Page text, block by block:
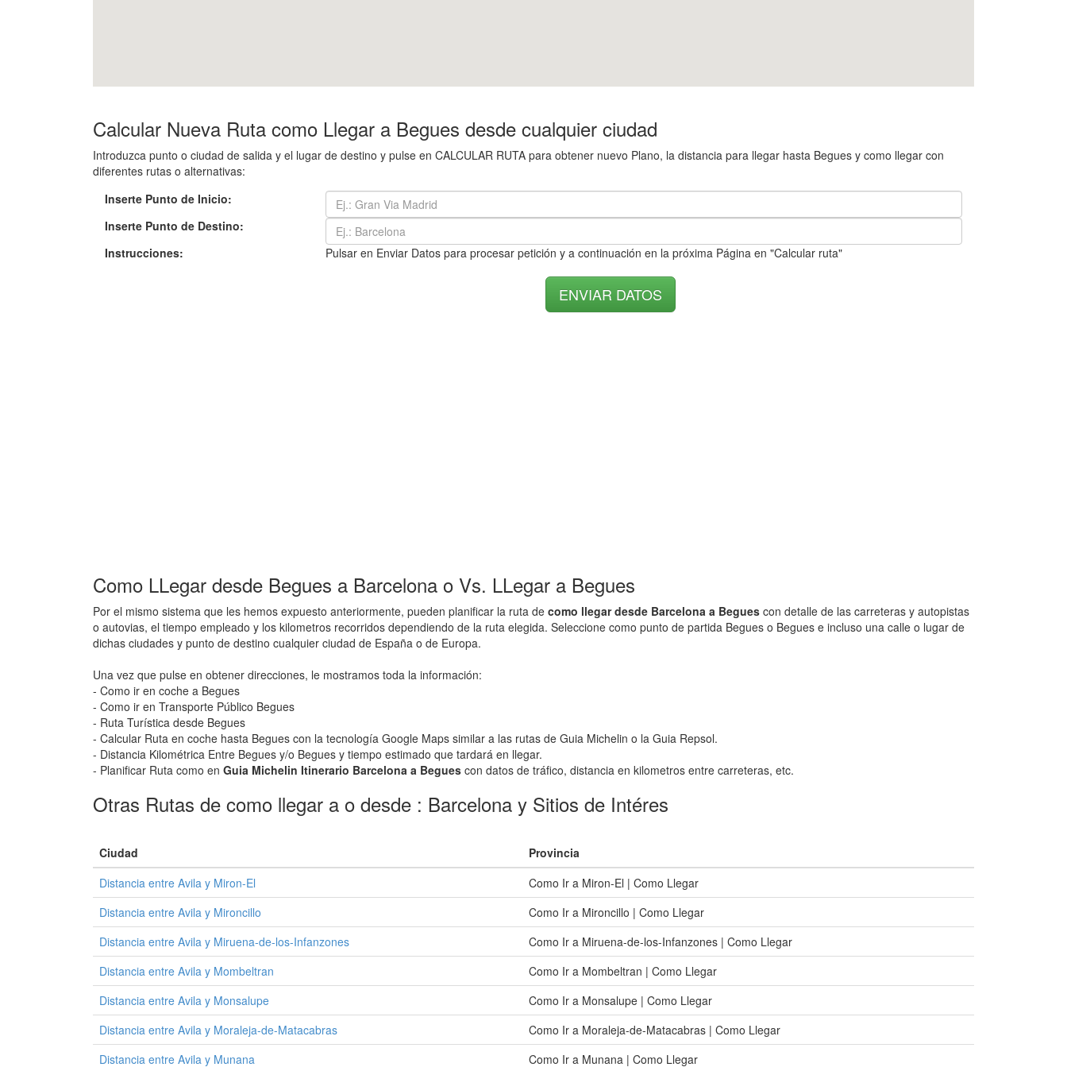
Calcular Nueva Ruta como Llegar a Begues desde cualquier ciudad
Introduzca punto o ciudad de salida y el lugar de destino y pulse en CALCULAR RUTA para obtener nuevo Plano, la distancia para llegar hasta Begues y como llegar con
diferentes rutas o alternativas:
Inserte Punto de Inicio:
Inserte Punto de Destino:
Instrucciones:
Pulsar en Enviar Datos para procesar petición y a continuación en la próxima Página en "Calcular ruta"
Como LLegar desde Begues a Barcelona o Vs. LLegar a Begues
Por el mismo sistema que les hemos expuesto anteriormente, pueden planificar la ruta de como llegar desde Barcelona a Begues con detalle de las carreteras y autopistas
o autovias, el tiempo empleado y los kilometros recorridos dependiendo de la ruta elegida. Seleccione como punto de partida Begues o Begues e incluso una calle o lugar de
dichas ciudades y punto de destino cualquier ciudad de España o de Europa.
Una vez que pulse en obtener direcciones, le mostramos toda la información:
- Como ir en coche a Begues
- Como ir en Transporte Público Begues
- Ruta Turística desde Begues
- Calcular Ruta en coche hasta Begues con la tecnología Google Maps similar a las rutas de Guia Michelin o la Guia Repsol.
- Distancia Kilométrica Entre Begues y/o Begues y tiempo estimado que tardará en llegar.
- Planificar Ruta como en Guia Michelin Itinerario Barcelona a Begues con datos de tráfico, distancia en kilometros entre carreteras, etc.
Otras Rutas de como llegar a o desde : Barcelona y Sitios de Intéres
Ciudad
Provincia
Distancia entre Avila y Miron-El
Como Ir a Miron-El | Como Llegar
Distancia entre Avila y Mironcillo
Como Ir a Mironcillo | Como Llegar
Distancia entre Avila y Miruena-de-los-Infanzones
Como Ir a Miruena-de-los-Infanzones | Como Llegar
Distancia entre Avila y Mombeltran
Como Ir a Mombeltran | Como Llegar
Distancia entre Avila y Monsalupe
Como Ir a Monsalupe | Como Llegar
Distancia entre Avila y Moraleja-de-Matacabras
Como Ir a Moraleja-de-Matacabras | Como Llegar
Distancia entre Avila y Munana
Como Ir a Munana | Como Llegar